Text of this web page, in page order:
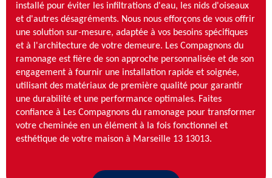
installé pour éviter les infiltrations d'eau, les nids d'oiseaux
et d'autres désagréments. Nous nous efforçons de vous offrir
une solution sur-mesure, adaptée à vos besoins spécifiques
et à l'architecture de votre demeure. Les Compagnons du
ramonage est fière de son approche personnalisée et de son
engagement à fournir une installation rapide et soignée,
utilisant des matériaux de première qualité pour garantir
une durabilité et une performance optimales. Faites
confiance à Les Compagnons du ramonage pour transformer
votre cheminée en un élément à la fois fonctionnel et
esthétique de votre maison à Marseille 13 13013.